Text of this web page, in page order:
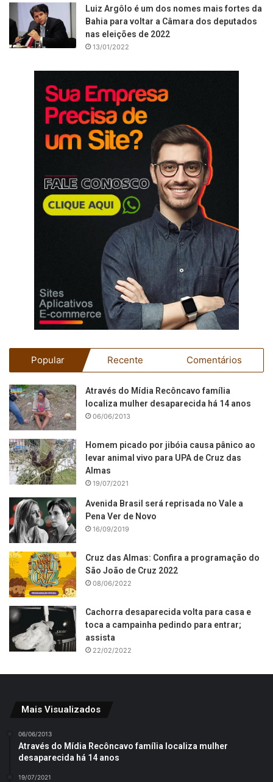
Luiz Argôlo é um dos nomes mais fortes da
Bahia para voltar a Câmara dos deputados
nas eleições de 2022
13/01/2022
Popular Recente Comentários
Através do Mídia Recôncavo família
localiza mulher desaparecida há 14 anos
06/06/2013
Homem picado por jibóia causa pânico ao
levar animal vivo para UPA de Cruz das
Almas
19/07/2021
Avenida Brasil será reprisada no Vale a
Pena Ver de Novo
16/09/2019
Cruz das Almas: Confira a programação do
São João de Cruz 2022
08/06/2022
Cachorra desaparecida volta para casa e
toca a campainha pedindo para entrar;
assista
22/02/2022
Mais Visualizados
06/06/2013
Através do Mídia Recôncavo família localiza mulher
desaparecida há 14 anos
19/07/2021